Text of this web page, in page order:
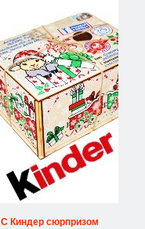
С Киндер сюрпризом